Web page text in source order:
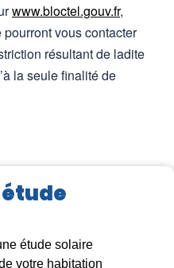
www.bloctel.gouv.fr,
vous contacter
résultant de ladite
la seule finalité de
étude solaire
votre habitation